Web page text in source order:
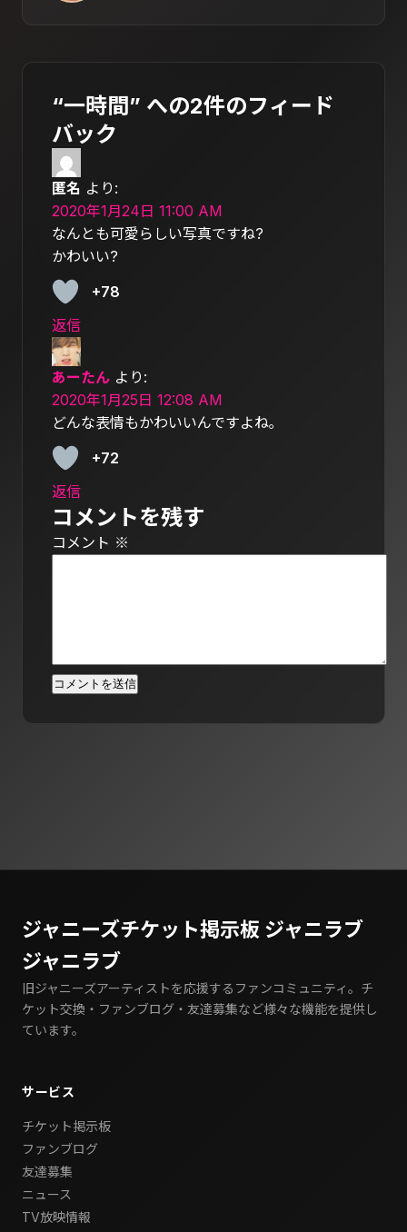
“一時間” への2件のフィード
バック
匿名 より:
2020年1月24日 11:00 AM
なんとも可愛らしい写真ですね?
かわいい?
+78
返信
あーたん より:
2020年1月25日 12:08 AM
どんな表情もかわいいんですよね｡
+72
返信
コメントを残す
コメント ※
ジャニーズチケット掲示板 ジャニラブ
ジャニラブ
旧ジャニーズアーティストを応援するファンコミュニティ。チ
ケット交換・ファンブログ・友達募集など様々な機能を提供し
ています。
サービス
チケット掲示板
ファンブログ
友達募集
ニュース
TV放映情報